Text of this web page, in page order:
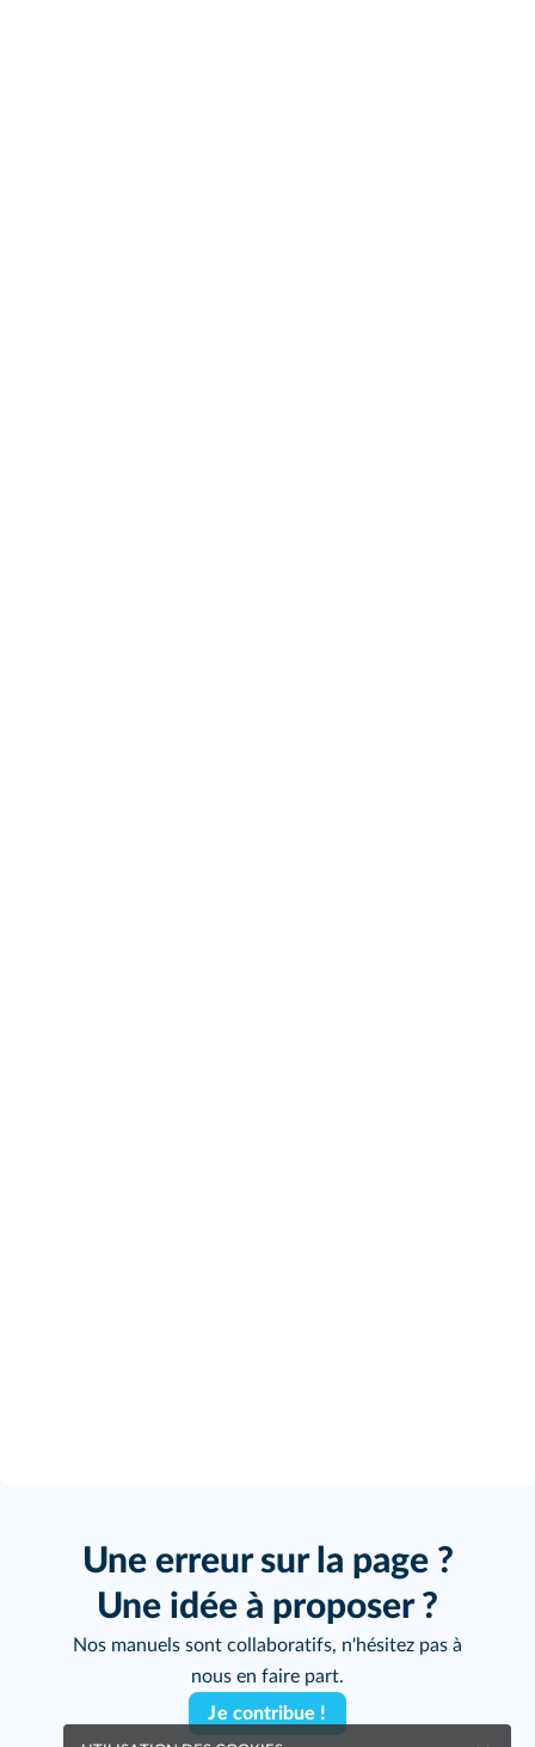
Une erreur sur la page ?
Une idée à proposer ?
Nos manuels sont collaboratifs, n'hésitez pas à
nous en faire part.
Je contribue !